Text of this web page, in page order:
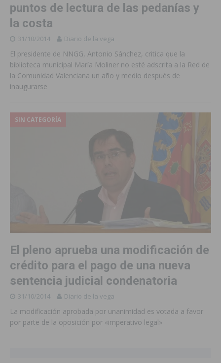
puntos de lectura de las pedanías y
la costa
31/10/2014 Diario de la vega
El presidente de NNGG, Antonio Sánchez, critica que la
biblioteca municipal María Moliner no esté adscrita a la Red de
la Comunidad Valenciana un año y medio después de
inaugurarse
SIN CATEGORÍA
El pleno aprueba una modificación de
crédito para el pago de una nueva
sentencia judicial condenatoria
31/10/2014 Diario de la vega
La modificación aprobada por unanimidad es votada a favor
por parte de la oposición por «imperativo legal»